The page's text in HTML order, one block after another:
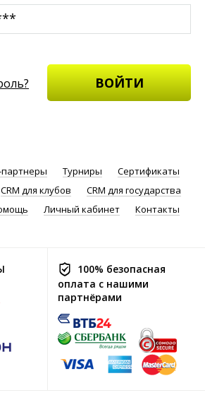
Турниры
Сертификаты
CRM для клубов
CRM для государства
Личный кабинет Контакты
100% безопасная
оплата с нашими
партнёрами